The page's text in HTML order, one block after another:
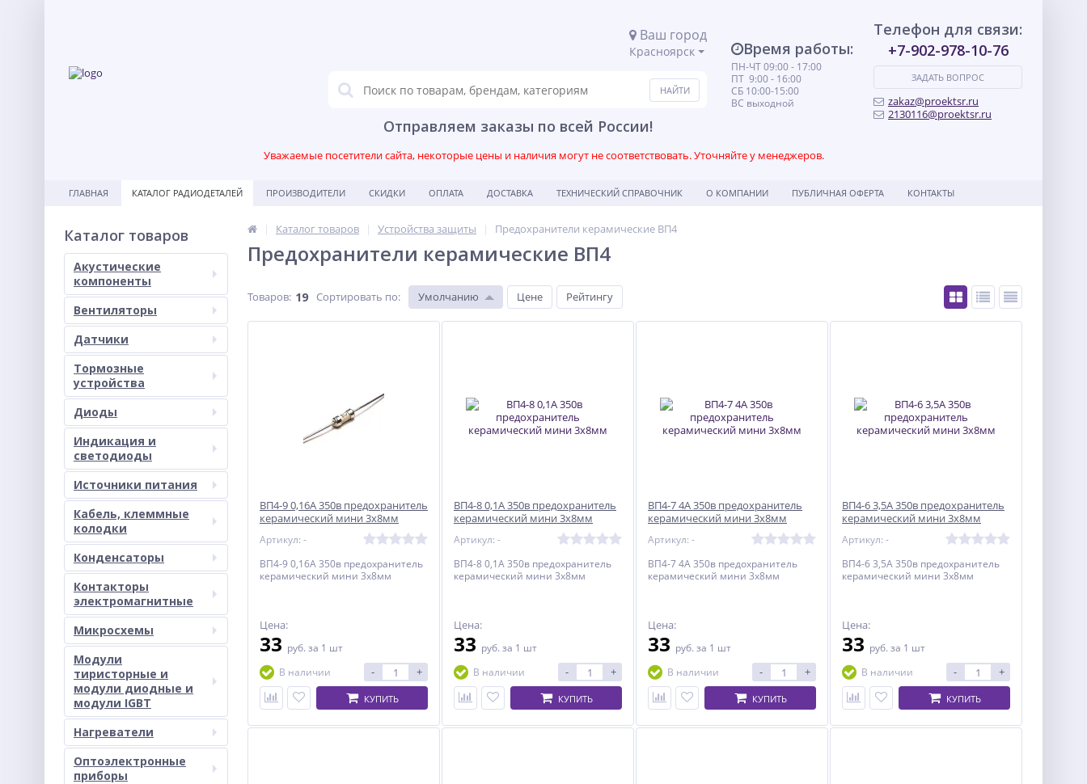
Ваш город
Красноярск
Отправляем заказы по всей России!
Время работы:
ПН-ЧТ 09:00 - 17:00
ПТ 9:00 - 16:00
СБ 10:00-15:00
ВС выходной
Телефон для связи:
+7-902-978-10-76
ЗАДАТЬ ВОПРОС
zakaz@proektsr.ru
2130116@proektsr.ru
Уважаемые посетители сайта, некоторые цены и наличия могут не соответствовать. Уточняйте у менеджеров.
ГЛАВНАЯ КАТАЛОГ РАДИОДЕТАЛЕЙ ПРОИЗВОДИТЕЛИ СКИДКИ ОПЛАТА ДОСТАВКА ТЕХНИЧЕСКИЙ СПРАВОЧНИК О КОМПАНИИ ПУБЛИЧНАЯ ОФЕРТА КОНТАКТЫ
Каталог товаров
Акустические
компоненты
Вентиляторы
Датчики
Тормозные
устройства
Диоды
Индикация и
светодиоды
Источники питания
Кабель, клеммные
колодки
Конденсаторы
Контакторы
электромагнитные
Микросхемы
Модули
тиристорные и
модули диодные и
модули IGBT
Нагреватели
Оптоэлектронные
приборы
Каталог товаров Устройства защиты Предохранители керамические ВП4
Предохранители керамические ВП4
Товаров: 19 Сортировать по: Умолчанию Цене Рейтингу
ВП4-9 0,16А 350в предохранитель
керамический мини 3х8мм
Артикул: -
ВП4-9 0,16А 350в предохранитель
керамический мини 3х8мм
Цена:
33 руб. за 1 шт
В наличии
- +
КУПИТЬ
ВП4-8 0,1А 350в предохранитель
керамический мини 3х8мм
Артикул: -
ВП4-8 0,1А 350в предохранитель
керамический мини 3х8мм
Цена:
33 руб. за 1 шт
В наличии
- +
КУПИТЬ
ВП4-7 4А 350в предохранитель
керамический мини 3х8мм
Артикул: -
ВП4-7 4А 350в предохранитель
керамический мини 3х8мм
Цена:
33 руб. за 1 шт
В наличии
- +
КУПИТЬ
ВП4-6 3,5А 350в предохранитель
керамический мини 3х8мм
Артикул: -
ВП4-6 3,5А 350в предохранитель
керамический мини 3х8мм
Цена:
33 руб. за 1 шт
В наличии
- +
КУПИТЬ